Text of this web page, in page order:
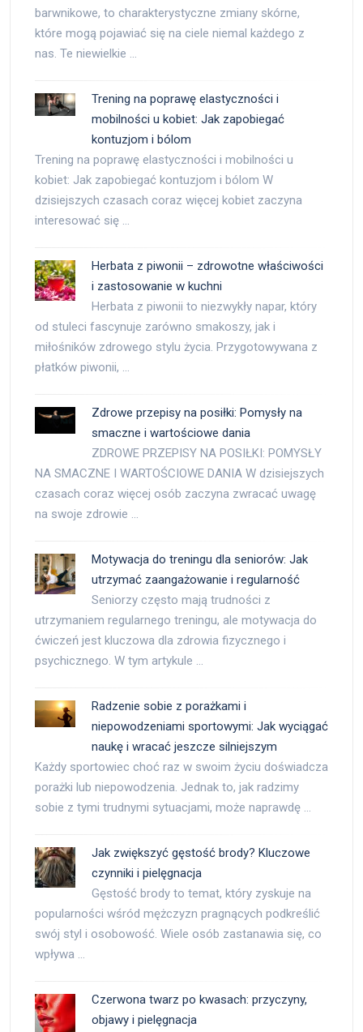
barwnikowe, to charakterystyczne zmiany skórne,
które mogą pojawiać się na ciele niemal każdego z
nas. Te niewielkie …
Trening na poprawę elastyczności i
mobilności u kobiet: Jak zapobiegać
kontuzjom i bólom
Trening na poprawę elastyczności i mobilności u
kobiet: Jak zapobiegać kontuzjom i bólom W
dzisiejszych czasach coraz więcej kobiet zaczyna
interesować się …
Herbata z piwonii – zdrowotne właściwości
i zastosowanie w kuchni
Herbata z piwonii to niezwykły napar, który
od stuleci fascynuje zarówno smakoszy, jak i
miłośników zdrowego stylu życia. Przygotowywana z
płatków piwonii, …
Zdrowe przepisy na posiłki: Pomysły na
smaczne i wartościowe dania
ZDROWE PRZEPISY NA POSIŁKI: POMYSŁY
NA SMACZNE I WARTOŚCIOWE DANIA W dzisiejszych
czasach coraz więcej osób zaczyna zwracać uwagę
na swoje zdrowie …
Motywacja do treningu dla seniorów: Jak
utrzymać zaangażowanie i regularność
Seniorzy często mają trudności z
utrzymaniem regularnego treningu, ale motywacja do
ćwiczeń jest kluczowa dla zdrowia fizycznego i
psychicznego. W tym artykule …
Radzenie sobie z porażkami i
niepowodzeniami sportowymi: Jak wyciągać
naukę i wracać jeszcze silniejszym
Każdy sportowiec choć raz w swoim życiu doświadcza
porażki lub niepowodzenia. Jednak to, jak radzimy
sobie z tymi trudnymi sytuacjami, może naprawdę …
Jak zwiększyć gęstość brody? Kluczowe
czynniki i pielęgnacja
Gęstość brody to temat, który zyskuje na
popularności wśród mężczyzn pragnących podkreślić
swój styl i osobowość. Wiele osób zastanawia się, co
wpływa …
Czerwona twarz po kwasach: przyczyny,
objawy i pielęgnacja